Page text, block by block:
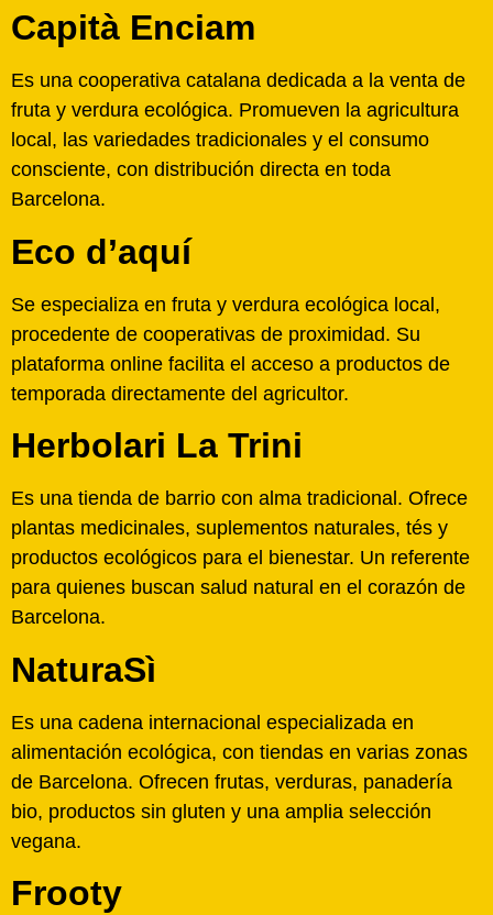
Capità Enciam
Es una cooperativa catalana dedicada a la venta de
fruta y verdura ecológica. Promueven la agricultura
local, las variedades tradicionales y el consumo
consciente, con distribución directa en toda
Barcelona.
Eco d’aquí
Se especializa en fruta y verdura ecológica local,
procedente de cooperativas de proximidad. Su
plataforma online facilita el acceso a productos de
temporada directamente del agricultor.
Herbolari La Trini
Es una tienda de barrio con alma tradicional. Ofrece
plantas medicinales, suplementos naturales, tés y
productos ecológicos para el bienestar. Un referente
para quienes buscan salud natural en el corazón de
Barcelona.
NaturaSì
Es una cadena internacional especializada en
alimentación ecológica, con tiendas en varias zonas
de Barcelona. Ofrecen frutas, verduras, panadería
bio, productos sin gluten y una amplia selección
vegana.
Frooty